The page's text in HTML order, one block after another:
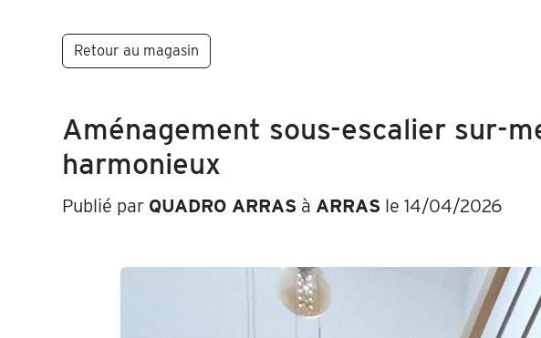
Retour au magasin
Aménagement sous-escalier sur-
harmonieux
Publié par QUADRO ARRAS à ARRAS le 14/04/2026